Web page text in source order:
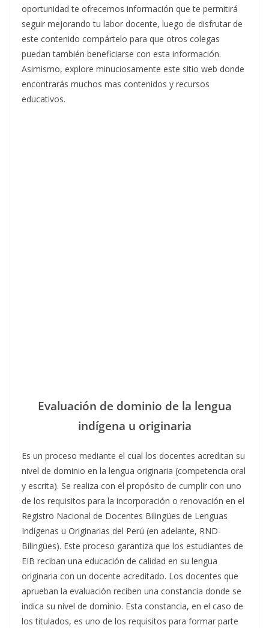
oportunidad te ofrecemos información que te permitirá
seguir mejorando tu labor docente, luego de disfrutar de
este contenido compártelo para que otros colegas
puedan también beneficiarse con esta información.
Asimismo, explore minuciosamente este sitio web donde
encontrarás muchos mas contenidos y recursos
educativos.
Evaluación de dominio de la lengua
indígena u originaria
Es un proceso mediante el cual los docentes acreditan su
nivel de dominio en la lengua originaria (competencia oral
y escrita). Se realiza con el propósito de cumplir con uno
de los requisitos para la incorporación o renovación en el
Registro Nacional de Docentes Bilingües de Lenguas
Indígenas u Originarias del Perú (en adelante, RND-
Bilingües). Este proceso garantiza que los estudiantes de
EIB reciban una educación de calidad en su lengua
originaria con un docente acreditado. Los docentes que
aprueban la evaluación reciben una constancia donde se
indica su nivel de dominio. Esta constancia, en el caso de
los titulados, es uno de los requisitos para formar parte